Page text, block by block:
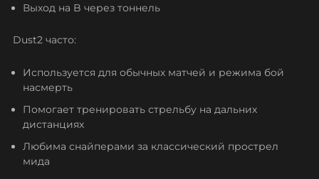
Выход на B через тоннель
Dust2 часто:
Используется для обычных матчей и режима бой
насмерть
Помогает тренировать стрельбу на дальних
дистанциях
Любима снайперами за классический прострел
мида